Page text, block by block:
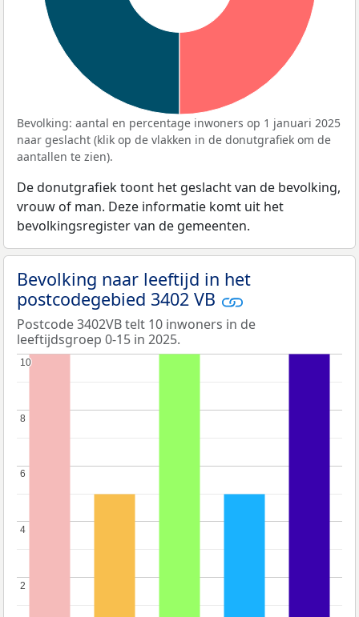
Bevolking: aantal en percentage inwoners op 1 januari 2025
naar geslacht (klik op de vlakken in de donutgrafiek om de
aantallen te zien).
De donutgrafiek toont het geslacht van de bevolking,
vrouw of man. Deze informatie komt uit het
bevolkingsregister van de gemeenten.
Bevolking naar leeftijd in het
postcodegebied 3402 VB
Postcode 3402VB telt 10 inwoners in de
leeftijdsgroep 0-15 in 2025.
2
2
4
4
6
6
8
8
10
10